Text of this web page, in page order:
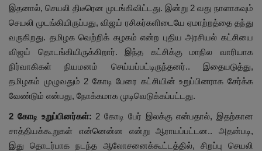
இதனால், செயலி திடீரென முடங்கிவிட்டது. இன்று 2 வது நாளாகவும்
செயலி முடங்கியிருப்பது, விஜய் ரசிகர்களிடையே ஏமாற்றத்தை தந்து
வருகிறது. தமிழக வெற்றிக் கழகம் என்ற புதிய அரசியல் கட்சியை
விஜய் தொடங்கியிருக்கிறார். இந்த கட்சிக்கு மாநில வாரியாக
நிர்வாகிகள் நியமனம் செய்யப்பட்டிருந்தனர்.. இதையடுத்து,
தமிழகம் முழுவதும் 2 கோடி பேரை கட்சியின் உறுப்பினராக சேர்க்க
வேண்டும் என்பது, நோக்கமாக முடிவெடுக்கப்பட்டது.
2 கோடி உறுப்பினர்கள்: 2 கோடி பேர் இலக்கு என்பதால், இதற்கான
சாத்தியக்கூறுகள் என்னென்ன என்று ஆராயப்பட்டன.. அதன்படி,
இது தொடர்பாக நடந்த ஆலோசனைக்கூட்டத்தில், சிறப்பு செயலி